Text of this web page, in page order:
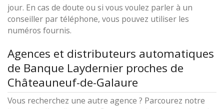
jour. En cas de doute ou si vous voulez parler à un
conseiller par téléphone, vous pouvez utiliser les
numéros fournis.
Agences et distributeurs automatiques
de Banque Laydernier proches de
Châteauneuf-de-Galaure
Vous recherchez une autre agence ? Parcourez notre